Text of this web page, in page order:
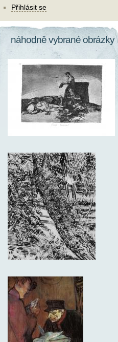
Přihlásit se
náhodně vybrané obrázky